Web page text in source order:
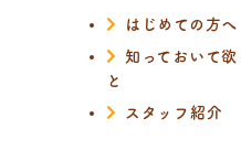
はじめての方へ
知っておいて欲
と
スタッフ紹介